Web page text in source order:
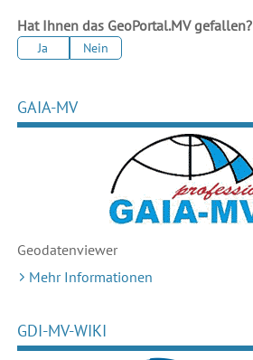
Hat Ihnen das GeoPortal.MV gefallen?
Ja Nein
GAIA-MV
Geodatenviewer
Mehr Informationen
GDI-MV-WIKI